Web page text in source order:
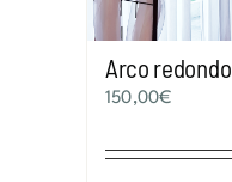
Arco redondo
150,00€